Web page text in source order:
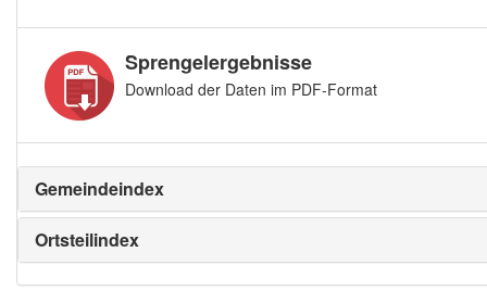
Sprengelergebnisse
Download der Daten im PDF-Format
Gemeindeindex
Ortsteilindex